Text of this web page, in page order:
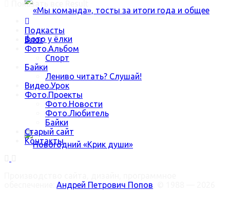
«Мы команда», тосты за итоги года и общее
фото у ёлки
Новогодний «Крик души»
Показать все Result
Подкасты
Блог
Фото.Альбом
Спорт
Байки
Лениво читать? Слушай!
Видео.Урок
Фото.Проекты
Фото.Новости
Фото.Любитель
Байки
Старый сайт
Контакты
Андрей Петрович Попов